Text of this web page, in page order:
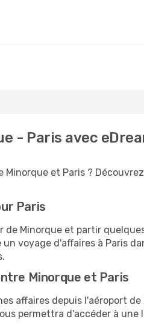
- Paris avec
Minorque et Paris ?
Paris
de Minorque et partir
voyage d'affaires à Paris
Minorque et Paris
affaires depuis l'aéroport
permettra d'accéder à